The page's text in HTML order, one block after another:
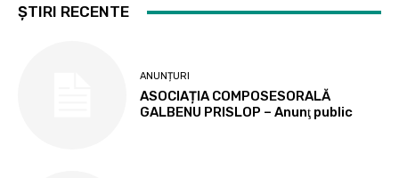
ȘTIRI RECENTE
ANUNȚURI
ASOCIAȚIA COMPOSESORALĂ
GALBENU PRISLOP – Anunţ public